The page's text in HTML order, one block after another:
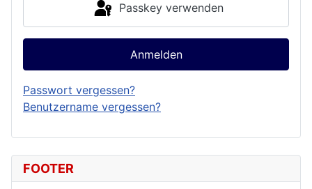
Passkey verwenden
Anmelden
Passwort vergessen?
Benutzername vergessen?
FOOTER